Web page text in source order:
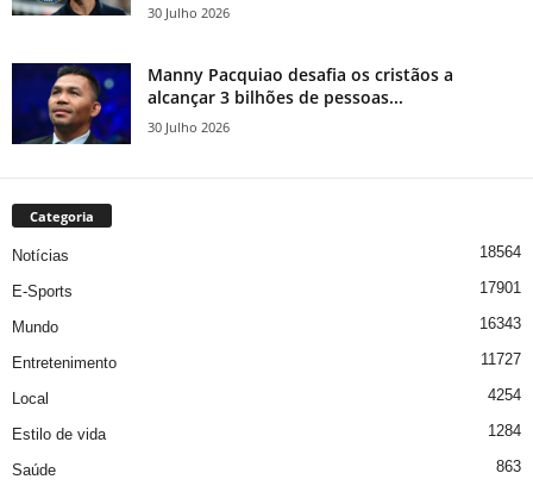
30 Julho 2026
Manny Pacquiao desafia os cristãos a
alcançar 3 bilhões de pessoas...
30 Julho 2026
Categoria
Notícias 18564
E-Sports 17901
Mundo 16343
Entretenimento 11727
Local 4254
Estilo de vida 1284
Saúde 863